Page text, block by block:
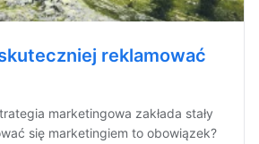
reklamować
marketingowa zakłada stały
się marketingiem to obowiązek?